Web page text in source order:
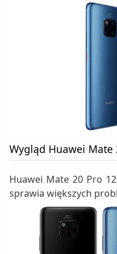
Wygląd Huawei Mate
Huawei Mate 20 Pro
sprawia większych